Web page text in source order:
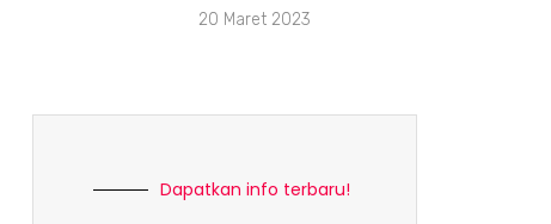
20 Maret 2023
Dapatkan info terbaru!